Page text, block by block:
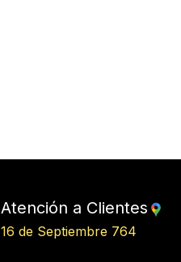
Atención a Clientes
16 de Septiembre 764